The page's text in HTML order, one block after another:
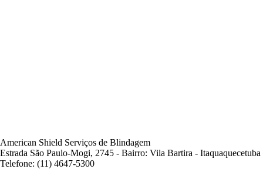
American Shield Serviços de Blindagem
Estrada São Paulo-Mogi, 2745 - Bairro: Vila Bartira -
Telefone: (11) 4647-5300